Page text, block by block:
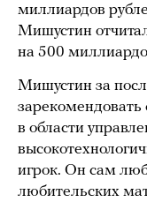
миллиардов
Мишустин
на 500
Мишустин за
зарекомендовать
в области
игрок. Он сам
любительских